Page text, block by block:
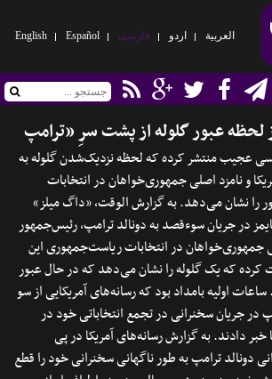
العربیة اردو فارسی Español
English
عجیب منتشر کرده که لحظه نزدیک‌شدن گلوله به
و نامزد اصلی جمهوری‌خواهان در انتخابات
را نشان می‌دهد. به گزارش الوقت، «داگ میلز»
در جریان سوء‌قصد به دونالد ترامپ، رئیس‌جمهور
جمهوری‌خواهان در انتخابات ریاست‌جمهوری این
که یک گلوله را نشان می‌دهد که در حال عبور
اولیه بامداد بود که رسانه‌های آمریکایی از سو
در جریان سخنرانی در تجمع انتخاباتی خود در
خبر دادند. به گزارش رسانه‌های آمریکا در پی
دونالد ترامپ به طور ناگهانی سخنرانی خود را قطع